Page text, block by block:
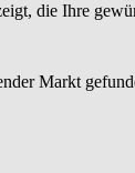
die Ihre
Markt